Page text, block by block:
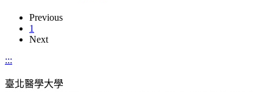
Previous
1
Next
:::
臺北醫學大學